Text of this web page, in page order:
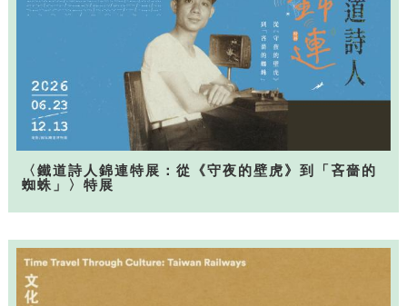
〈鐵道詩人錦連特展：從《守夜的壁虎》到「吝嗇的
蜘蛛」〉特展